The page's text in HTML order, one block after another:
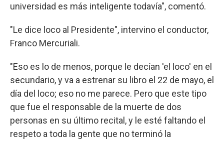
universidad es más inteligente todavía", comentó.
"Le dice loco al Presidente", intervino el conductor,
Franco Mercuriali.
"Eso es lo de menos, porque le decían 'el loco' en el
secundario, y va a estrenar su libro el 22 de mayo, el
día del loco; eso no me parece. Pero que este tipo
que fue el responsable de la muerte de dos
personas en su último recital, y le esté faltando el
respeto a toda la gente que no terminó la